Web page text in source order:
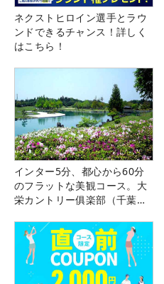
ネクストヒロイン選手とラウ
ンドできるチャンス！詳しく
はこちら！
インター5分、都心から60分
のフラットな美観コース。大
栄カントリー俱楽部（千葉